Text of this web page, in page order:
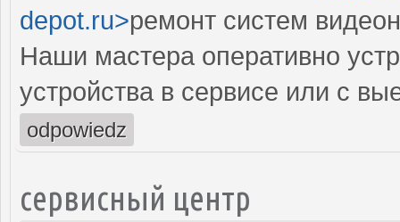
depot.ru>ремонт систем
Наши мастера оперативно
устройства в сервисе или с
odpowiedz
сервисный центр